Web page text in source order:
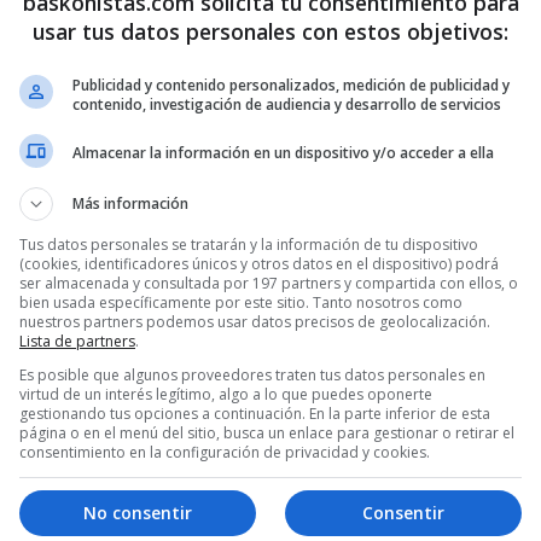
3 4 … 1.080
usar tus datos personales con estos objetivos:
Publicidad y contenido personalizados, medición de publicidad y
contenido, investigación de audiencia y desarrollo de servicios
Almacenar la información en un dispositivo y/o acceder a ella
Más información
Tus datos personales se tratarán y la información de tu dispositivo
(cookies, identificadores únicos y otros datos en el dispositivo) podrá
ser almacenada y consultada por 197 partners y compartida con ellos, o
bien usada específicamente por este sitio. Tanto nosotros como
nuestros partners podemos usar datos precisos de geolocalización.
Lista de partners.
Es posible que algunos proveedores traten tus datos personales en
virtud de un interés legítimo, algo a lo que puedes oponerte
gestionando tus opciones a continuación. En la parte inferior de esta
página o en el menú del sitio, busca un enlace para gestionar o retirar el
consentimiento en la configuración de privacidad y cookies.
Consentir
No consentir